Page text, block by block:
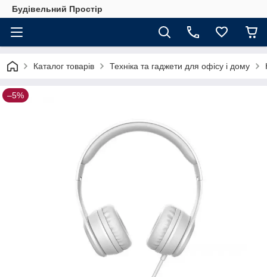
Будівельний Простір
Каталог товарів Техніка та гаджети для офісу і дому
–5%